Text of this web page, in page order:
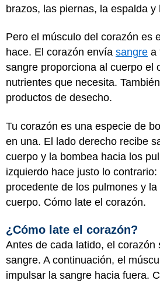
brazos, las piernas, la espalda y
Pero el músculo del corazón es
hace. El corazón envía sangre a
sangre proporciona al cuerpo el
nutrientes que necesita.
productos de desecho.
Tu corazón es una especie de
en una. El lado derecho recibe
cuerpo y la bombea hacia los
izquierdo hace justo lo
procedente de los pulmones y
cuerpo. Cómo late el corazón.
¿Cómo late el corazón?
Antes de cada latido, el corazón
sangre. A continuación, el
impulsar la sangre hacia fuera.